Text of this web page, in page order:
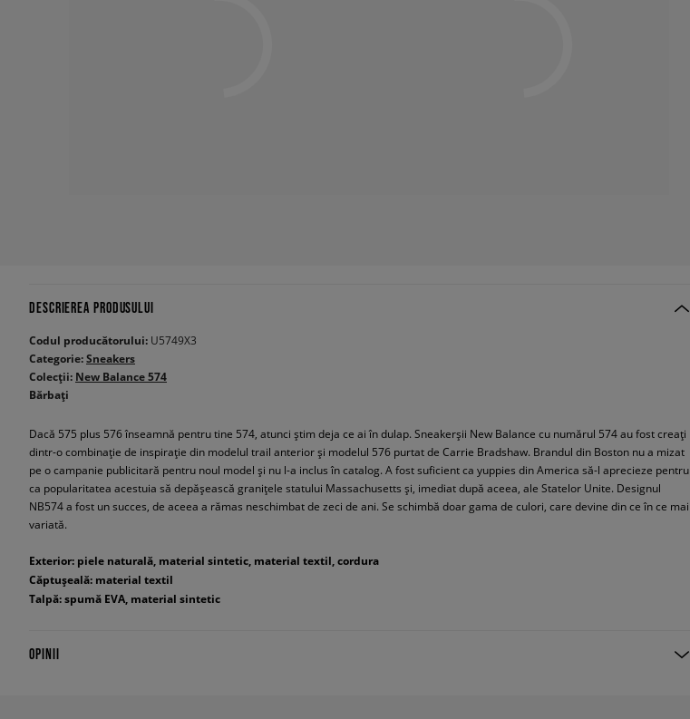
DESCRIEREA PRODUSULUI
Codul producătorului: U5749X3
Categorie:Sneakers
Colecții: New Balance 574
Bărbați
Dacă 575 plus 576 înseamnă pentru tine 574, atunci știm deja ce ai în dulap. Sneakerșii New Balance cu numărul 574 au fost creați
dintr-o combinație de inspirație din modelul trail anterior și modelul 576 purtat de Carrie Bradshaw. Brandul din Boston nu a mizat
pe o campanie publicitară pentru noul model și nu l-a inclus în catalog. A fost suficient ca yuppies din America să-l aprecieze pentru
ca popularitatea acestuia să depășească granițele statului Massachusetts și, imediat după aceea, ale Statelor Unite. Designul
NB574 a fost un succes, de aceea a rămas neschimbat de zeci de ani. Se schimbă doar gama de culori, care devine din ce în ce mai
variată.
Exterior: piele naturală, material sintetic, material textil, cordura
Căptușeală: material textil
Talpă: spumă EVA, material sintetic
OPINII